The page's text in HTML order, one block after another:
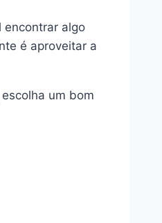
encontrar algo
é aproveitar a
um bom